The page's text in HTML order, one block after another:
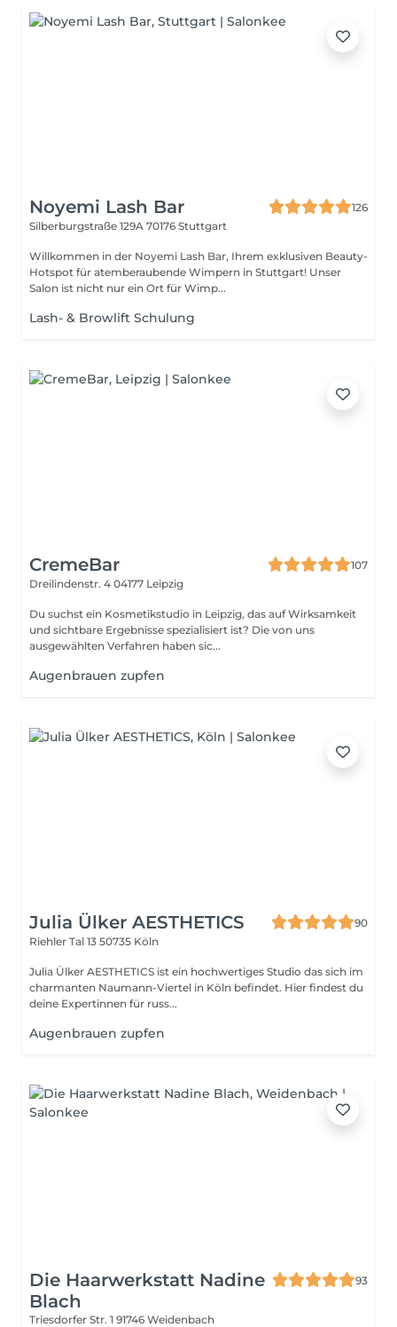
Noyemi Lash Bar
126
Silberburgstraße 129A 70176 Stuttgart
Willkommen in der Noyemi Lash Bar, Ihrem exklusiven Beauty-
Hotspot für atemberaubende Wimpern in Stuttgart! Unser
Salon ist nicht nur ein Ort für Wimp...
Lash- & Browlift Schulung
CremeBar
107
Dreilindenstr. 4 04177 Leipzig
Du suchst ein Kosmetikstudio in Leipzig, das auf Wirksamkeit
und sichtbare Ergebnisse spezialisiert ist? Die von uns
ausgewählten Verfahren haben sic...
Augenbrauen zupfen
Julia Ülker AESTHETICS
90
Riehler Tal 13 50735 Köln
Julia Ülker AESTHETICS ist ein hochwertiges Studio das sich im
charmanten Naumann-Viertel in Köln befindet. Hier findest du
deine Expertinnen für russ...
Augenbrauen zupfen
Die Haarwerkstatt Nadine
Blach
93
Triesdorfer Str. 1 91746 Weidenbach